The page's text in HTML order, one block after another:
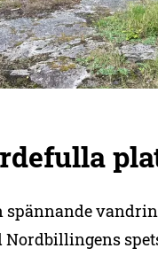
spännande
Nordbillingens